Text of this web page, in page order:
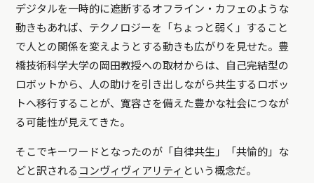
デジタルを一時的に遮断するオフライン・カフェのような
動きもあれば、テクノロジーを「ちょっと弱く」すること
で人との関係を変えようとする動きも広がりを見せた。豊
橋技術科学大学の岡田教授への取材からは、自己完結型の
ロボットから、人の助けを引き出しながら共生するロボッ
トへ移行することが、寛容さを備えた豊かな社会につなが
る可能性が見えてきた。
そこでキーワードとなったのが「自律共生」「共愉的」な
どと訳される コンヴィヴィアリティ という概念だ。